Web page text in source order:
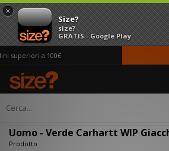
×
Size?
size?
GRATIS - Google Play
superiori a 100€
Home Uomo
Uomo - Verde Carhartt WIP
Prodotto